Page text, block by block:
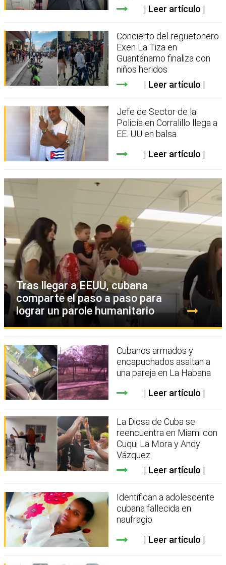
Leer artículo
Concierto del reguetonero
Exen La Tiza en
Guantánamo finaliza con
niños heridos
Leer artículo
Jefe de Sector de la
Policía en Corralillo llega a
EE. UU en balsa
Leer artículo
Tras llegar a EEUU, cubana
comparte el paso a paso para
lograr un parole humanitario
Cubanos armados y
encapuchados asaltan a
una pareja en La Habana
Leer artículo
La Diosa de Cuba se
reencuentra en Miami con
Cuqui La Mora y Andy
Vázquez
Leer artículo
Identifican a adolescente
cubana fallecida en
naufragio
Leer artículo